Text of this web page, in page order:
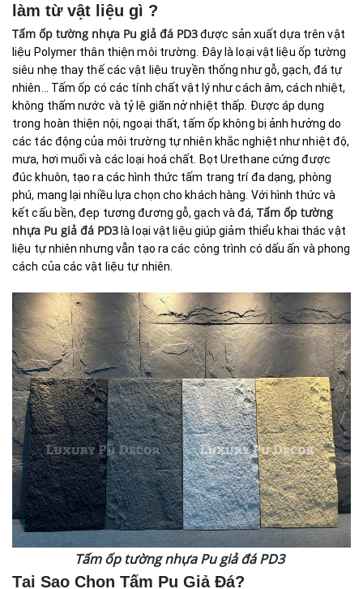
làm từ vật liệu gì ?
Tấm ốp tường nhựa Pu giả đá PD3được sản xuất dựa trên vật
liệu Polymer thân thiện môi trường. Đây là loại vật liệu ốp tường
siêu nhẹ thay thế các vật liệu truyền thống như gỗ, gạch, đá tự
nhiên... Tấm ốp có các tính chất vật lý như cách âm, cách nhiệt,
không thấm nước và tỷ lệ giãn nở nhiệt thấp. Được áp dụng
trong hoàn thiện nội, ngoại thất, tấm ốp không bị ảnh hưởng do
các tác động của môi trường tự nhiên khắc nghiệt như nhiệt độ,
mưa, hơi muối và các loại hoá chất. Bọt Urethane cứng được
đúc khuôn, tạo ra các hình thức tấm trang trí đa dạng, phòng
phú, mang lại nhiều lựa chọn cho khách hàng. Với hình thức và
kết cấu bền, đẹp tương đương gỗ, gạch và đá, Tấm ốp tường
nhựa Pu giả đá PD3 là loại vật liệu giúp giảm thiểu khai thác vật
liệu tự nhiên nhưng vẫn tạo ra các công trình có dấu ấn và phong
cách của các vật liệu tự nhiên.
Tấm ốp tường nhựa Pu giả đá PD3
Tại Sao Chọn Tấm Pu Giả Đá?